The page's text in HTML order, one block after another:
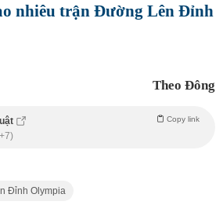
nhiêu trận Đường Lên Đỉnh
Theo Đông
Copy link
Đỉnh Olympia